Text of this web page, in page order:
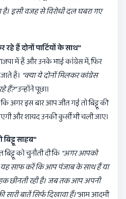
है। इसी वजह से विरोधी दल घबरा गए
हैं दोनों पार्टियों के साथ”
में हैं और उनके भाई कांग्रेस में, फिर
हैं। “क्या ये दोनों मिलकर कांग्रेस
हैं?”उन्होंने पूछा।
अगर इस बार आप जीत गई तो बिट्टू की
और शायद उनकी कुर्सी भी चली जाए।
साहब”
को चुनौती दी कि “अगर आपको
यह साफ करें कि आप पंजाब के साथ हैं या
छीनती रही है। जब तक आप अपनी
बातें सिर्फ दिखावा हैं।”आम आदमी